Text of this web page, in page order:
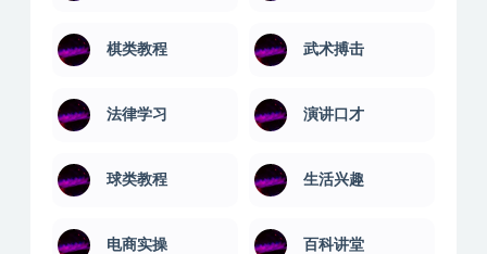
棋类教程 武术搏击
法律学习 演讲口才
球类教程 生活兴趣
电商实操 百科讲堂